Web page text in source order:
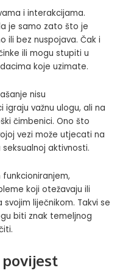
i interakcijama.
je samo zato što je
ili bez nuspojava. Čak i
ili mogu stupiti u
koje uzimate.
nisu
igraju važnu ulogu, ali na
čimbenici. Ono što
vezi može utjecati na
aktivnosti.
koji otežavaju ili
liječnikom. Takvi se
biti znak temeljnog